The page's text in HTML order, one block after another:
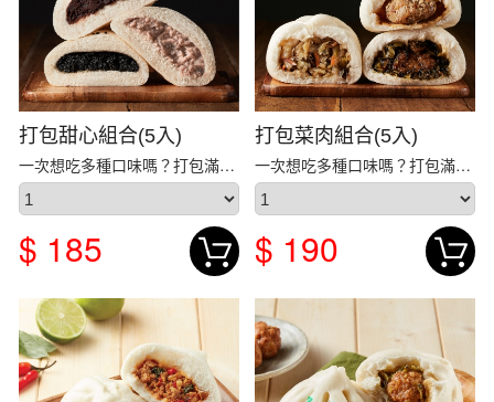
打包甜心組合(5入)
一次想吃多種口味嗎？打包滿足您的需求！ 【 打包...
$ 185
打包菜肉組合(5入)
一次想吃多種口味嗎？打包滿足您的需求！ 【 打包...
$ 190